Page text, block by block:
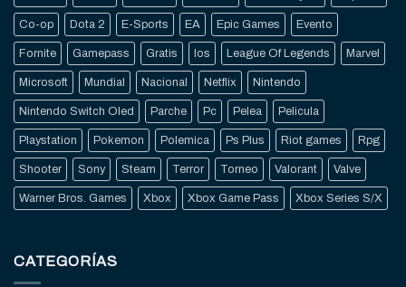
Co-op Dota 2 E-Sports EA Epic Games Evento
Fornite Gamepass Gratis Ios League Of Legends Marvel
Microsoft Mundial Nacional Netflix Nintendo
Nintendo Switch Oled Parche Pc Pelea Pelicula
Playstation Pokemon Polemica Ps Plus Riot games Rpg
Shooter Sony Steam Terror Torneo Valorant Valve
Warner Bros. Games Xbox Xbox Game Pass Xbox Series S/X
CATEGORÍAS